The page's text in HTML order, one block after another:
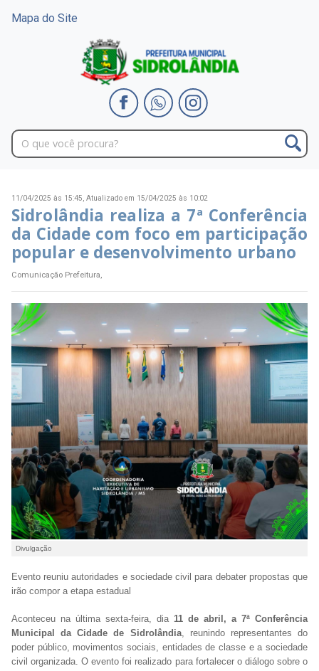
Mapa do Site
11/04/2025 às 15:45, Atualizado em 15/04/2025 às 10:02
Sidrolândia realiza a 7ª Conferência
da Cidade com foco em participação
popular e desenvolvimento urbano
Comunicação Prefeitura,
Divulgação
Evento reuniu autoridades e sociedade civil para debater propostas que
irão compor a etapa estadual
Aconteceu na última sexta-feira, dia 11 de abril, a 7ª Conferência
Municipal da Cidade de Sidrolândia, reunindo representantes do
poder público, movimentos sociais, entidades de classe e a sociedade
civil organizada. O evento foi realizado para fortalecer o diálogo sobre o